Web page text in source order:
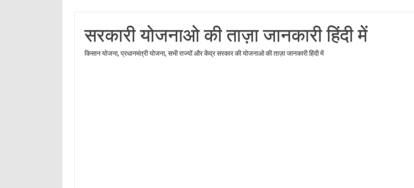
content
सरकारी योजनाओ की ताज़ा जानकारी हिंदी में
किसान योजना, प्रधानमंत्री योजना, सभी राज्यों और केंद्र सरकार की योजनाओ की ताज़ा जानकारी हिंदी में